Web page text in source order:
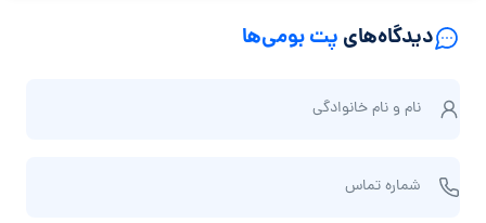
دیدگاه‌های پت بومی‌ها
و
نام و نام‌ خانوادگی
م
شماره تماس